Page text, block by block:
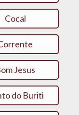
Cocal
Jesus
do Buriti